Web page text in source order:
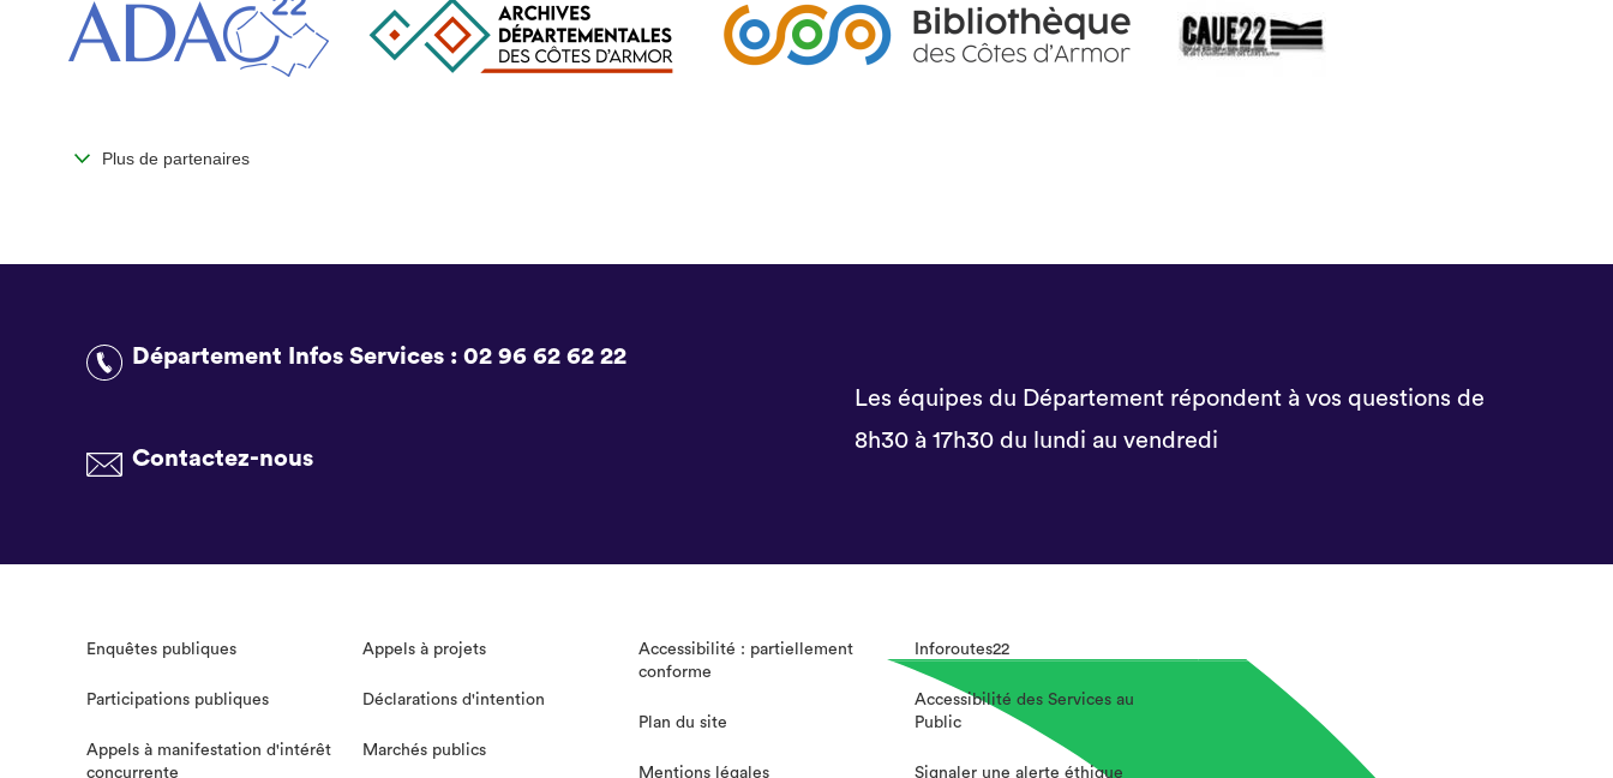
Plus de partenaires
Département Infos Services : 02 96 62 62 22
Contactez-nous
Les équipes du Département répondent à vos questions de
8h30 à 17h30 du lundi au vendredi
Enquêtes publiques
Participations publiques
Appels à manifestation d'intérêt
concurrente
Appels à projets
Déclarations d'intention
Marchés publics
Accessibilité : partiellement
conforme
Plan du site
Mentions légales
Inforoutes22
Accessibilité des Services au
Public
Signaler une alerte éthique